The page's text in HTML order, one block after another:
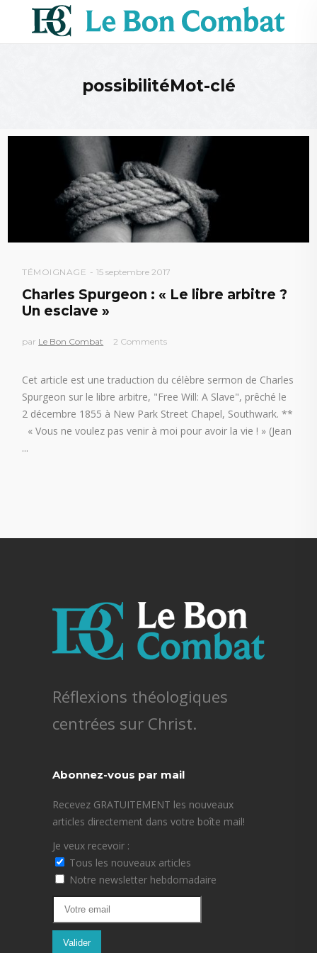
possibilitéMot-clé
TÉMOIGNAGE 15 septembre 2017
Charles Spurgeon : « Le libre arbitre ?
Un esclave »
par Le Bon Combat 2 Comments
Cet article est une traduction du célèbre sermon de Charles
Spurgeon sur le libre arbitre, "Free Will: A Slave", prêché le
2 décembre 1855 à New Park Street Chapel, Southwark. **
« Vous ne voulez pas venir à moi pour avoir la vie ! » (Jean
Réflexions théologiques
centrées sur Christ.
Abonnez-vous par mail
Recevez GRATUITEMENT les nouveaux
articles directement dans votre boîte mail!
Je veux recevoir :
Tous les nouveaux articles
Notre newsletter hebdomadaire